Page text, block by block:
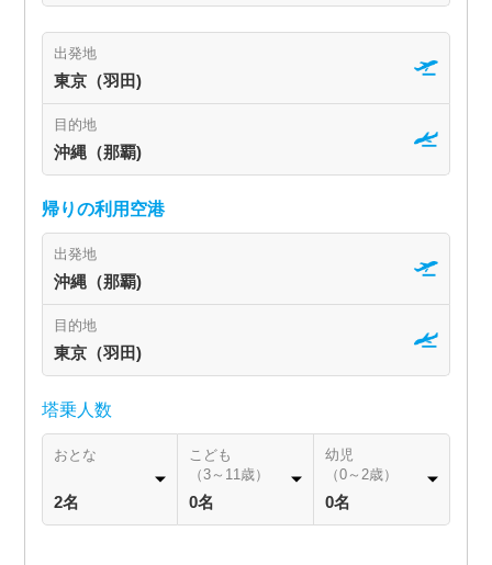
出発地
東京（羽田)
目的地
沖縄（那覇)
帰りの利用空港
出発地
沖縄（那覇)
目的地
東京（羽田)
塔乗人数
おとな
2名
こども
（3～11歳）
0名
幼児
（0～2歳）
0名